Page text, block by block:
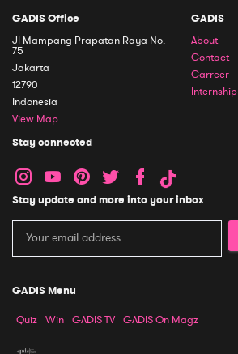
GADIS Office
Jl Mampang Prapatan Raya No.
75
Jakarta
12790
Indonesia
View Map
GADIS
About
Contact
Carreer
Internship
Stay connected
Stay update and more into your inbox
GADIS Menu
Quiz Win GADIS TV GADIS On Magz